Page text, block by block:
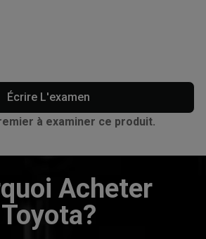
Écrire L'examen
à examiner ce produit.
Acheter
Toyota?